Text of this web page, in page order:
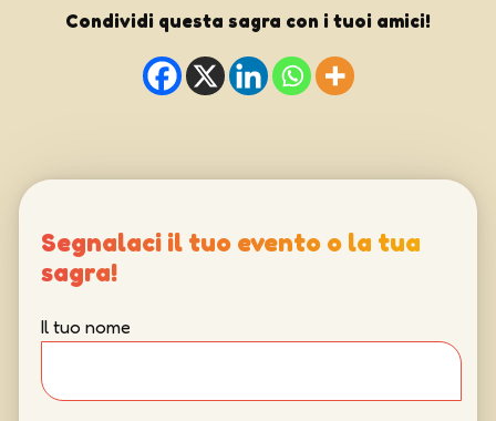
Condividi questa sagra con i tuoi amici!
Segnalaci il tuo evento o la tua
sagra!
Il tuo nome